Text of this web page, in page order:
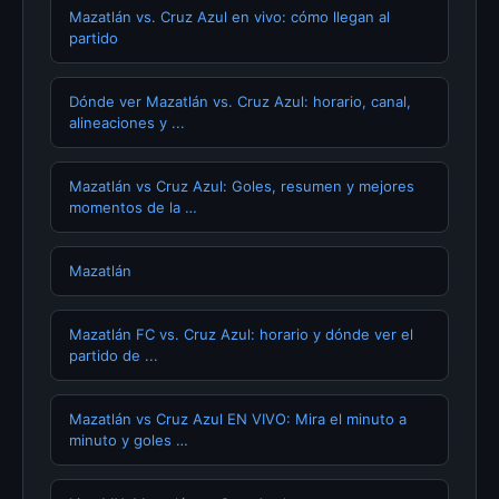
Mazatlán vs. Cruz Azul en vivo: cómo llegan al
partido
Dónde ver Mazatlán vs. Cruz Azul: horario, canal,
alineaciones y ...
Mazatlán vs Cruz Azul: Goles, resumen y mejores
momentos de la …
Mazatlán
Mazatlán FC vs. Cruz Azul: horario y dónde ver el
partido de ...
Mazatlán vs Cruz Azul EN VIVO: Mira el minuto a
minuto y goles …